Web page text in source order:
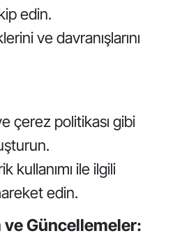
edin.
ve davranışlarını
çerez politikası gibi
kullanımı ile ilgili
edin.
ve Güncellemeler: